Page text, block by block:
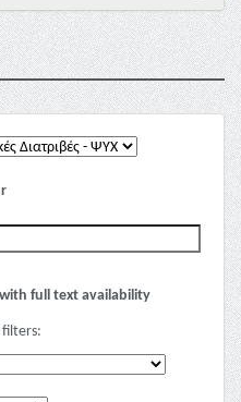
full text availability